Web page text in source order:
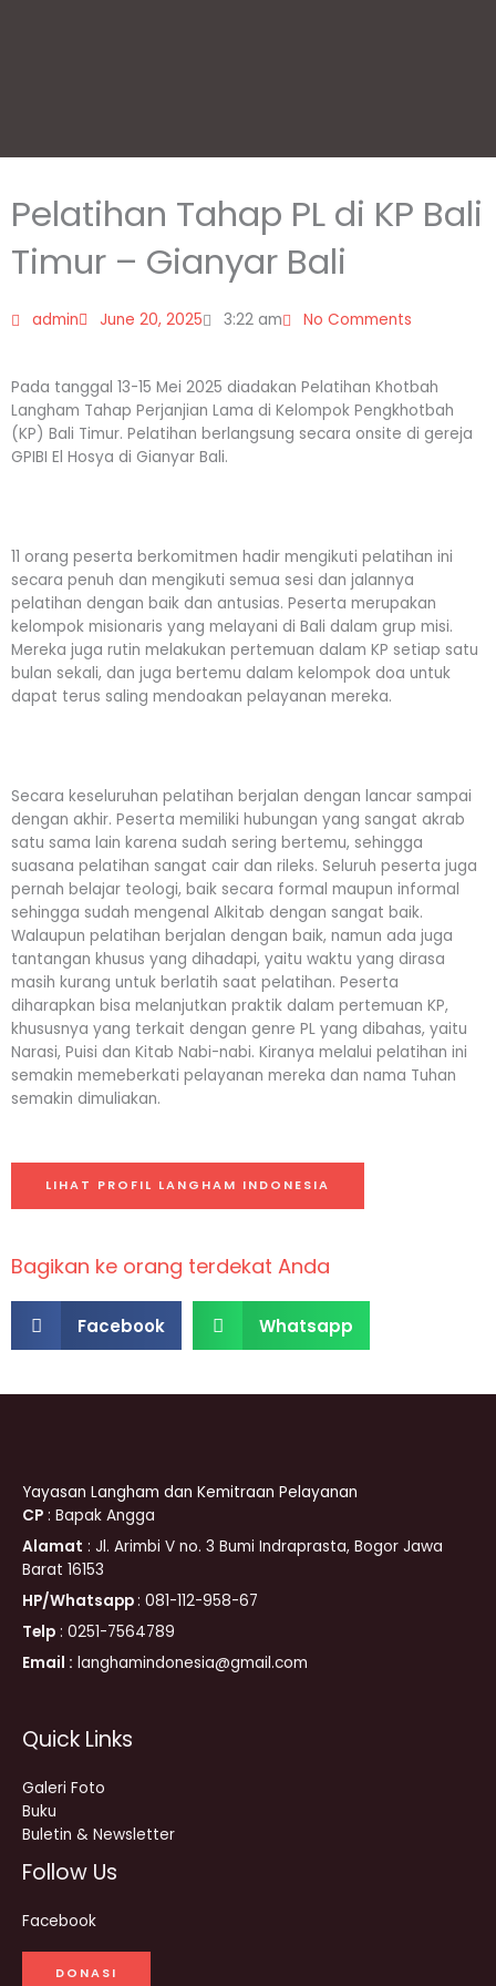
Pelatihan Tahap PL di KP Bali
Timur – Gianyar Bali
admin June 20, 2025 3:22 am No Comments
Pada tanggal 13-15 Mei 2025 diadakan Pelatihan Khotbah
Langham Tahap Perjanjian Lama di Kelompok Pengkhotbah
(KP) Bali Timur. Pelatihan berlangsung secara onsite di gereja
GPIBI El Hosya di Gianyar Bali.
11 orang peserta berkomitmen hadir mengikuti pelatihan ini
secara penuh dan mengikuti semua sesi dan jalannya
pelatihan dengan baik dan antusias. Peserta merupakan
kelompok misionaris yang melayani di Bali dalam grup misi.
Mereka juga rutin melakukan pertemuan dalam KP setiap satu
bulan sekali, dan juga bertemu dalam kelompok doa untuk
dapat terus saling mendoakan pelayanan mereka.
Secara keseluruhan pelatihan berjalan dengan lancar sampai
dengan akhir. Peserta memiliki hubungan yang sangat akrab
satu sama lain karena sudah sering bertemu, sehingga
suasana pelatihan sangat cair dan rileks. Seluruh peserta juga
pernah belajar teologi, baik secara formal maupun informal
sehingga sudah mengenal Alkitab dengan sangat baik.
Walaupun pelatihan berjalan dengan baik, namun ada juga
tantangan khusus yang dihadapi, yaitu waktu yang dirasa
masih kurang untuk berlatih saat pelatihan. Peserta
diharapkan bisa melanjutkan praktik dalam pertemuan KP,
khususnya yang terkait dengan genre PL yang dibahas, yaitu
Narasi, Puisi dan Kitab Nabi-nabi. Kiranya melalui pelatihan ini
semakin memeberkati pelayanan mereka dan nama Tuhan
semakin dimuliakan.
LIHAT PROFIL LANGHAM INDONESIA
Bagikan ke orang terdekat Anda
h
a
c
e
b
o
k
Facebook
h
h
t
a
Whatsapp
Yayasan Langham dan Kemitraan Pelayanan
CP : Bapak Angga
Alamat : Jl. Arimbi V no. 3 Bumi Indraprasta, Bogor Jawa
Barat 16153
HP/Whatsapp : 081-112-958-67
Telp : 0251-7564789
Email : langhamindonesia@gmail.com
Quick Links
Galeri Foto
Buku
Buletin & Newsletter
Follow Us
Facebook
DONASI